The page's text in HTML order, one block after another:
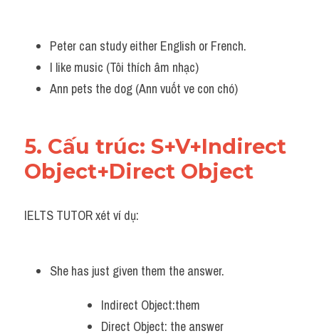
Peter can study either English or French.
I like music (Tôi thích âm nhạc)
Ann pets the dog (Ann vuốt ve con chó)
5. Cấu trúc: S+V+Indirect
Object+Direct Object
IELTS TUTOR xét ví dụ:
She has just given them the answer.
Indirect Object:them
Direct Object: the answer